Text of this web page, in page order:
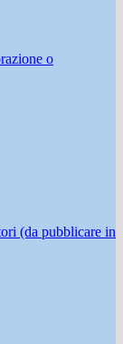
o
(da pubblicare in